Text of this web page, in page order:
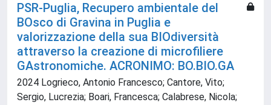
PSR-Puglia, Recupero ambientale del
BOsco di Gravina in Puglia e
valorizzazione della sua BIOdiversità
attraverso la creazione di microfiliere
GAstronomiche. ACRONIMO: BO.BIO.GA
2024 Logrieco, Antonio Francesco; Cantore, Vito;
Sergio, Lucrezia; Boari, Francesca; Calabrese, Nicola;